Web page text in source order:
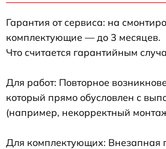
Гарантия от сервиса: на
комплектующие — до 3 месяцев.
Что считается гарантийным
Для работ: Повторное
который прямо обусловлен с
(например, некорректный
Для комплектующих: Внезапная